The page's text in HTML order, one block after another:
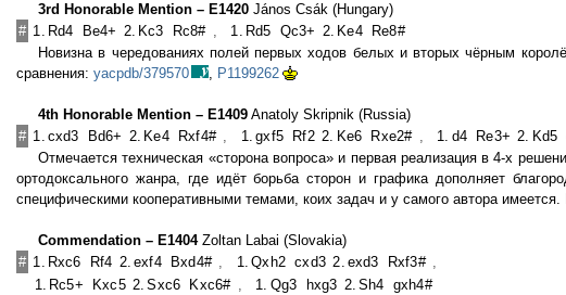
3rd Honorable Mention – E1420 János Csák (Hungary)
# 1. Rd4 Be4+ 2. Kc3 Rc8# , 1. Rd5 Qc3+ 2. Ke4
Re8#
Новизна в чередованиях полей первых ходов белых и вторых чёрным
сравнения: yacpdb/379570 , P1199262
4th Honorable Mention – E1409 Anatoly Skripnik (Russia)
# 1. cxd3 Bd6+ 2. Ke4 Rxf4# , 1. gxf5 Rf2 2. Ke6 Rxe2# , 1. d4 Re3+ 2. Kd5
Отмечается техническая «сторона вопроса» и первая реализация в 4-х
ортодоксального жанра, где идёт борьба сторон и графика дополняет
специфическими кооперативными темами, коих задач и у самого автора
Commendation – E1404Zoltan Labai (Slovakia)
# 1. Rxc6 Rf4 2. exf4 Bxd4# , 1. Qxh2 cxd3 2. exd3 Rxf3# ,
1. Rc5+ Kxc5 2. Sxc6 Kxc6# , 1. Qg3 hxg3 2. Sh4 gxh4#